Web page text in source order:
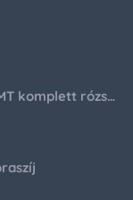
Hublot King Power Unico GMT komplett rózsaarany